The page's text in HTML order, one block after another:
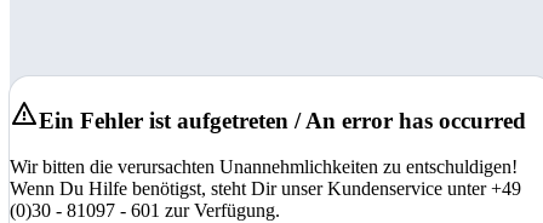
Ein Fehler ist aufgetreten / An error has occurred
Wir bitten die verursachten Unannehmlichkeiten zu entschuldigen!
Wenn Du Hilfe benötigst, steht Dir unser Kundenservice unter +49
(0)30 - 81097 - 601 zur Verfügung.